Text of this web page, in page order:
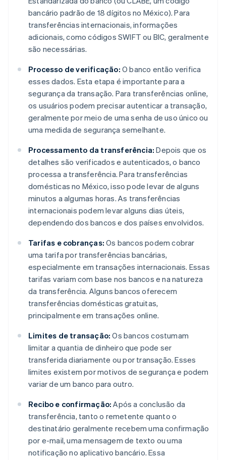
bancário padrão de 18 dígitos no México). Para
transferências internacionais, informações
adicionais, como códigos SWIFT ou BIC, geralmente
são necessárias.
Processo de verificação: O banco então verifica
esses dados. Esta etapa é importante para a
segurança da transação. Para transferências online,
os usuários podem precisar autenticar a transação,
geralmente por meio de uma senha de uso único ou
uma medida de segurança semelhante.
Processamento da transferência: Depois que os
detalhes são verificados e autenticados, o banco
processa a transferência. Para transferências
domésticas no México, isso pode levar de alguns
minutos a algumas horas. As transferências
internacionais podem levar alguns dias úteis,
dependendo dos bancos e dos países envolvidos.
Tarifas e cobranças: Os bancos podem cobrar
uma tarifa por transferências bancárias,
especialmente em transações internacionais. Essas
tarifas variam com base nos bancos e na natureza
da transferência. Alguns bancos oferecem
transferências domésticas gratuitas,
principalmente em transações online.
Limites de transação: Os bancos costumam
limitar a quantia de dinheiro que pode ser
transferida diariamente ou por transação. Esses
limites existem por motivos de segurança e podem
variar de um banco para outro.
Recibo e confirmação: Após a conclusão da
transferência, tanto o remetente quanto o
destinatário geralmente recebem uma confirmação
por e-mail, uma mensagem de texto ou uma
notificação no aplicativo bancário. Essa